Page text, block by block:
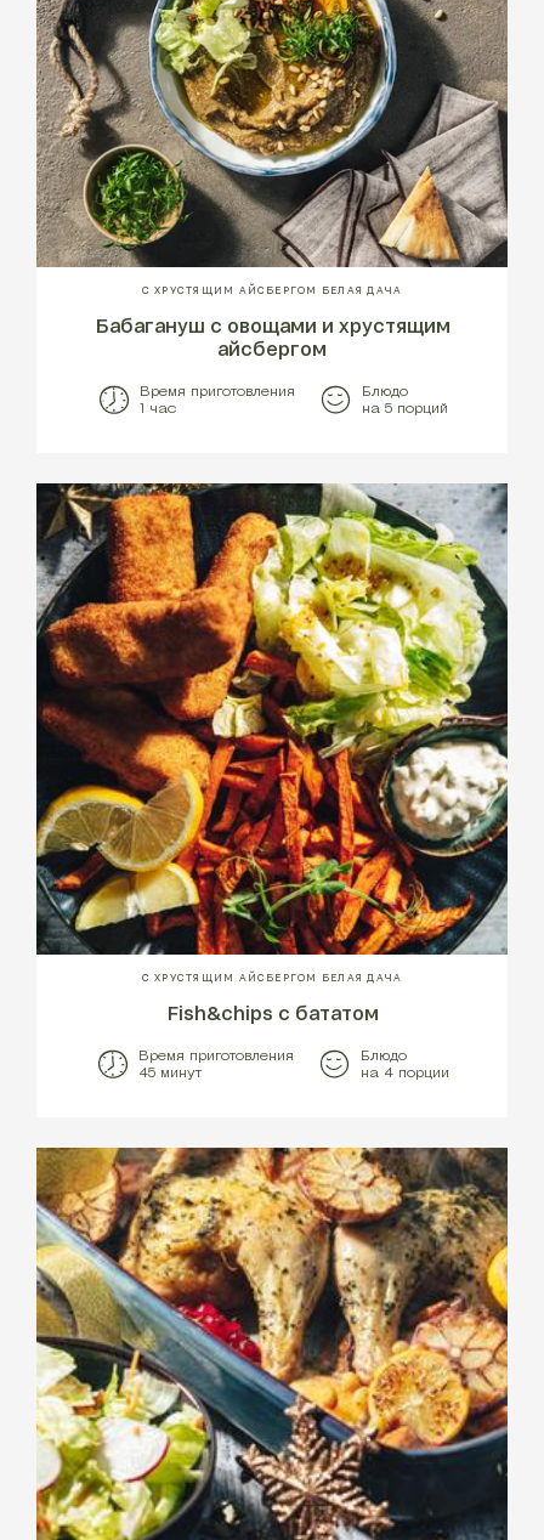
С ХРУСТЯЩИМ АЙСБЕРГОМ БЕЛАЯ ДАЧА
Бабагануш с овощами и хрустящим
айсбергом
Время приготовления
1 час
Блюдо
на 5 порций
С ХРУСТЯЩИМ АЙСБЕРГОМ БЕЛАЯ ДАЧА
Fish&chips с бататом
Время приготовления
45 минут
Блюдо
на 4 порции